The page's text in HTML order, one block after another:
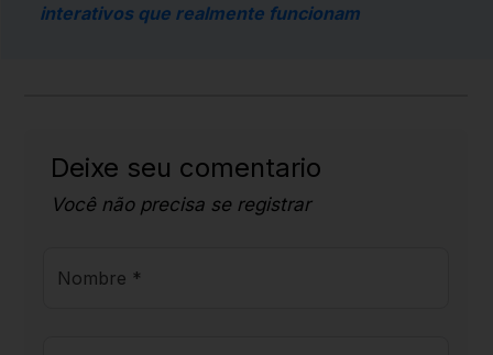
interativos que realmente funcionam
Deixe seu comentario
Você não precisa se registrar